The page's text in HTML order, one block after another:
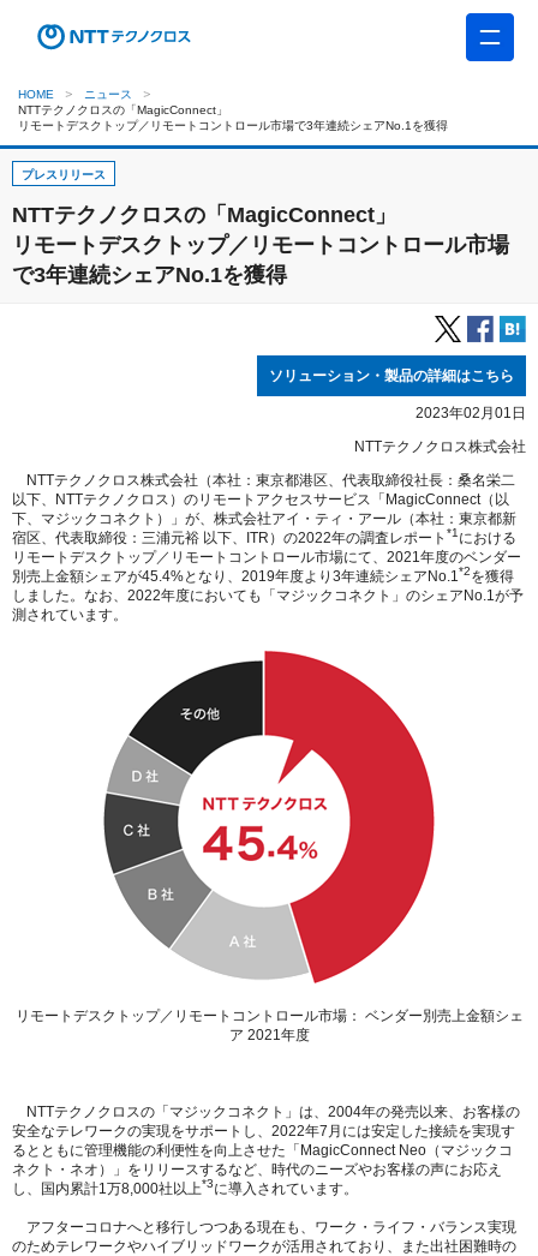
HOME
ニュース
NTTテクノクロスの「MagicConnect」
リモートデスクトップ／リモートコントロール市場で3年連続シェアNo.1を獲得
プレスリリース
NTTテクノクロスの「MagicConnect」
リモートデスクトップ／リモートコントロール市場
で3年連続シェアNo.1を獲得
ソリューション・製品の詳細はこちら
2023年02月01日
NTTテクノクロス株式会社
NTTテクノクロス株式会社（本社：東京都港区、代表取締役社長：桑名栄二
以下、NTTテクノクロス）のリモートアクセスサービス「MagicConnect（以
下、マジックコネクト）」が、株式会社アイ・ティ・アール（本社：東京都新
宿区、代表取締役：三浦元裕 以下、ITR）の2022年の調査レポート *1における
リモートデスクトップ／リモートコントロール市場にて、2021年度のベンダー
別売上金額シェアが45.4%となり、2019年度より3年連続シェアNo.1*2を獲得
しました。なお、2022年度においても「マジックコネクト」のシェアNo.1が予
測されています。
リモートデスクトップ／リモートコントロール市場： ベンダー別売上金額シェ
ア 2021年度
NTTテクノクロスの「マジックコネクト」は、2004年の発売以来、お客様の
安全なテレワークの実現をサポートし、2022年7月には安定した接続を実現す
るとともに管理機能の利便性を向上させた「MagicConnect Neo（マジックコ
ネクト・ネオ）」をリリースするなど、時代のニーズやお客様の声にお応え
し、国内累計1万8,000社以上*3に導入されています。
アフターコロナへと移行しつつある現在も、ワーク・ライフ・バランス実現
のためテレワークやハイブリッドワークが活用されており、また出社困難時の